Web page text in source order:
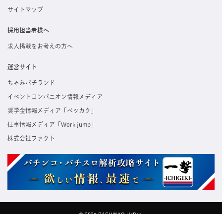
サイトマップ
採用担当者様へ
求人掲載をお考えの方へ
運営サイト
ちゃみパチランド
イベントコンパニオン情報メディア
奨学金情報メディア「ベッカク」
仕事情報メディア「Work jump」
株式会社ファクト